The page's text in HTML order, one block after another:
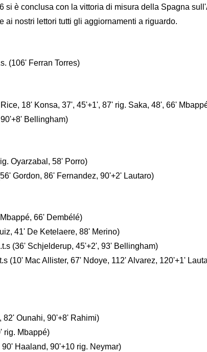
si è conclusa con la vittoria di misura della Spagna
ai nostri lettori tutti gli aggiornamenti a riguardo.
(106' Ferran Torres)
18' Konsa, 37', 45'+1', 87' rig. Saka, 48', 66'
Bellingham)
Oyarzabal, 58' Porro)
Gordon, 86' Fernandez, 90'+2' Lautaro)
66' Dembélé)
41' De Ketelaere, 88' Merino)
(36' Schjelderup, 45'+2', 93' Bellingham)
(10' Mac Allister, 67' Ndoye, 112' Alvarez, 120'+1'
82' Ounahi, 90'+8' Rahimi)
rig. Mbappé)
Haaland, 90'+10 rig. Neymar)